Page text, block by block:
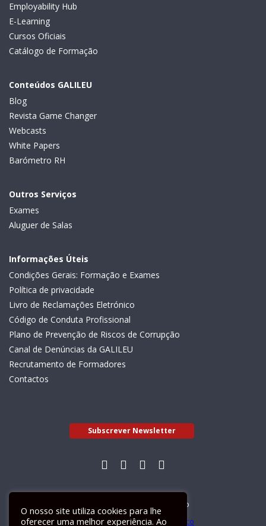
Employability Hub
E-Learning
Cursos Oficiais
Catálogo de Formação
Conteúdos GALILEU
Blog
Revista Game Changer
Webcasts
White Papers
Barómetro RH
Outros Serviços
Exames
Aluguer de Salas
Informações Úteis
Condições Gerais: Formação e Exames
Política de privacidade
Livro de Reclamações Eletrónico
Código de Conduta Profissional
Plano de Prevenção de Riscos de Corrupção
Canal de Denúncias da GALILEU
Recrutamento de Formadores
Contactos
Subscrever Newsletter
Livro de Reclamações Electrónico
O nosso site utiliza cookies para lhe
oferecer uma melhor experiência. Ao